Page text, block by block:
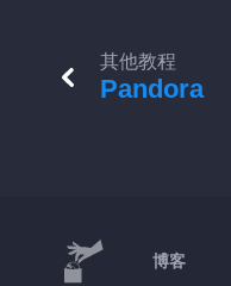
其他教程
Pandora
博客